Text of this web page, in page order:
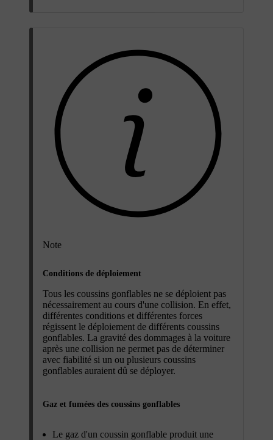
Note
Conditions de déploiement
Tous les coussins gonflables ne se déploient pas
nécessairement au cours d'une collision. En effet,
différentes conditions et différentes forces
régissent le déploiement de différents coussins
gonflables. La gravité des dommages à la voiture
après une collision ne permet pas de déterminer
avec fiabilité si un ou plusieurs coussins
gonflables auraient dû se déployer.
Gaz et fumées des coussins gonflables
Le gaz d'un coussin gonflable produit une